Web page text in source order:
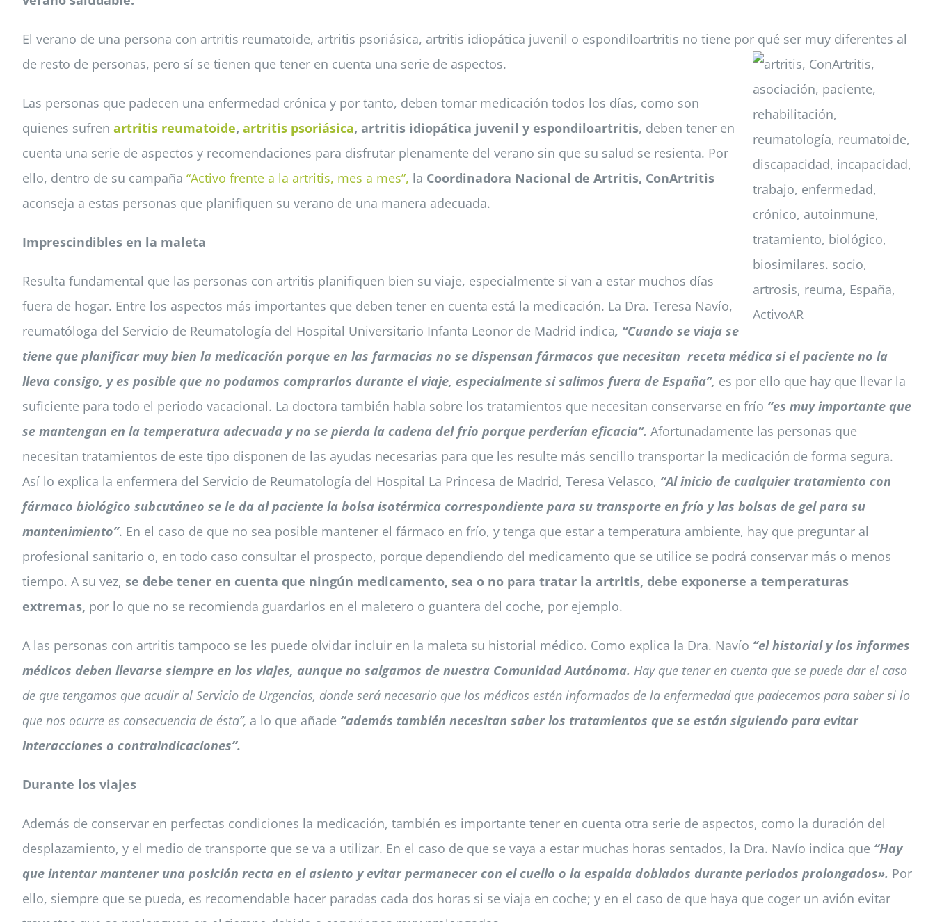
El verano de una persona con artritis reumatoide, artritis psoriásica, artritis idiopática juvenil o espondiloartritis no tiene por qué ser muy diferentes al
de resto de personas, pero sí se tienen que tener en cuenta una serie de aspectos.
Las personas que padecen una enfermedad crónica y por tanto, deben tomar medicación todos los días, como son
quienes sufren artritis reumatoide, artritis psoriásica, artritis idiopática juvenil y espondiloartritis, deben tener en
cuenta una serie de aspectos y recomendaciones para disfrutar plenamente del verano sin que su salud se resienta. Por
ello, dentro de su campaña “Activo frente a la artritis, mes a mes”, la Coordinadora Nacional de Artritis, ConArtritis
aconseja a estas personas que planifiquen su verano de una manera adecuada.
Imprescindibles en la maleta
Resulta fundamental que las personas con artritis planifiquen bien su viaje, especialmente si van a estar muchos días
fuera de hogar. Entre los aspectos más importantes que deben tener en cuenta está la medicación. La Dra. Teresa Navío,
reumatóloga del Servicio de Reumatología del Hospital Universitario Infanta Leonor de Madrid indica, “Cuando se viaja se
tiene que planificar muy bien la medicación porque en las farmacias no se dispensan fármacos que necesitan receta médica si el paciente no la
lleva consigo, y es posible que no podamos comprarlos durante el viaje, especialmente si salimos fuera de España”, es por ello que hay que llevar la
suficiente para todo el periodo vacacional. La doctora también habla sobre los tratamientos que necesitan conservarse en frío “es muy importante que
se mantengan en la temperatura adecuada y no se pierda la cadena del frío porque perderían eficacia”. Afortunadamente las personas que
necesitan tratamientos de este tipo disponen de las ayudas necesarias para que les resulte más sencillo transportar la medicación de forma segura.
Así lo explica la enfermera del Servicio de Reumatología del Hospital La Princesa de Madrid, Teresa Velasco, “Al inicio de cualquier tratamiento con
fármaco biológico subcutáneo se le da al paciente la bolsa isotérmica correspondiente para su transporte en frío y las bolsas de gel para su
mantenimiento”. En el caso de que no sea posible mantener el fármaco en frío, y tenga que estar a temperatura ambiente, hay que preguntar al
profesional sanitario o, en todo caso consultar el prospecto, porque dependiendo del medicamento que se utilice se podrá conservar más o menos
tiempo. A su vez, se debe tener en cuenta que ningún medicamento, sea o no para tratar la artritis, debe exponerse a temperaturas
extremas, por lo que no se recomienda guardarlos en el maletero o guantera del coche, por ejemplo.
A las personas con artritis tampoco se les puede olvidar incluir en la maleta su historial médico. Como explica la Dra. Navío “el historial y los informes
médicos deben llevarse siempre en los viajes, aunque no salgamos de nuestra Comunidad Autónoma. Hay que tener en cuenta que se puede dar el caso
de que tengamos que acudir al Servicio de Urgencias, donde será necesario que los médicos estén informados de la enfermedad que padecemos para saber si lo
que nos ocurre es consecuencia de ésta”, a lo que añade “además también necesitan saber los tratamientos que se están siguiendo para evitar
interacciones o contraindicaciones”.
Durante los viajes
Además de conservar en perfectas condiciones la medicación, también es importante tener en cuenta otra serie de aspectos, como la duración del
desplazamiento, y el medio de transporte que se va a utilizar. En el caso de que se vaya a estar muchas horas sentados, la Dra. Navío indica que “Hay
que intentar mantener una posición recta en el asiento y evitar permanecer con el cuello o la espalda doblados durante periodos prolongados». Por
ello, siempre que se pueda, es recomendable hacer paradas cada dos horas si se viaja en coche; y en el caso de que haya que coger un avión evitar